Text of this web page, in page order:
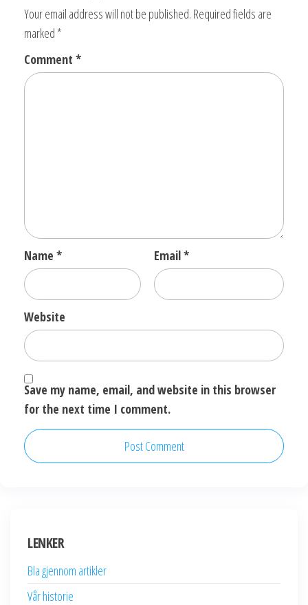
Your email address will not be published. Required fields are
marked *
Comment *
Name * Email*
Website
Save my name, email, and website in this browser
for the next time I comment.
LENKER
Bla gjennom artikler
Vår historie